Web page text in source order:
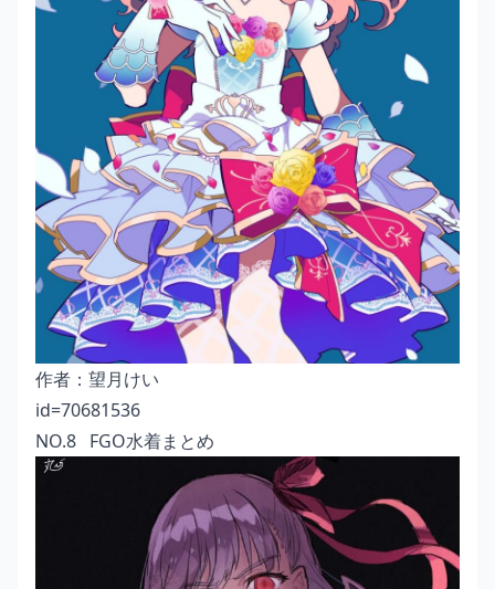
作者： 望月けい
id=70681536
NO.8 FGO水着まとめ